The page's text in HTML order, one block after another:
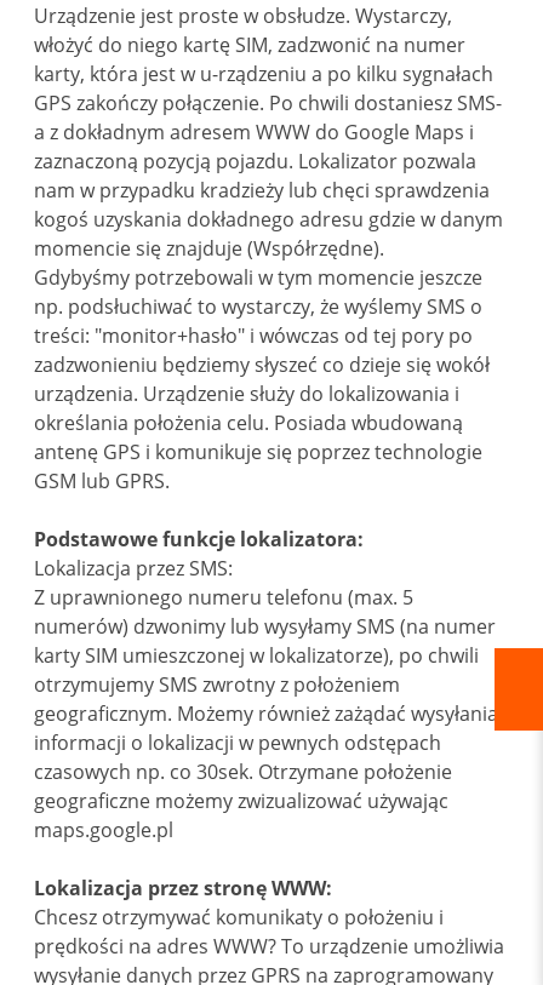
Urządzenie jest proste w obsłudze. Wystarczy,
włożyć do niego kartę SIM, zadzwonić na numer
karty, która jest w u-rządzeniu a po kilku sygnałach
GPS zakończy połączenie. Po chwili dostaniesz SMS-
a z dokładnym adresem WWW do Google Maps i
zaznaczoną pozycją pojazdu. Lokalizator pozwala
nam w przypadku kradzieży lub chęci sprawdzenia
kogoś uzyskania dokładnego adresu gdzie w danym
momencie się znajduje (Współrzędne).
Gdybyśmy potrzebowali w tym momencie jeszcze
np. podsłuchiwać to wystarczy, że wyślemy SMS o
treści: "monitor+hasło" i wówczas od tej pory po
zadzwonieniu będziemy słyszeć co dzieje się wokół
urządzenia. Urządzenie służy do lokalizowania i
określania położenia celu. Posiada wbudowaną
antenę GPS i komunikuje się poprzez technologie
GSM lub GPRS.
Podstawowe funkcje lokalizatora:
Lokalizacja przez SMS:
Z uprawnionego numeru telefonu (max. 5
numerów) dzwonimy lub wysyłamy SMS (na numer
karty SIM umieszczonej w lokalizatorze), po chwili
otrzymujemy SMS zwrotny z położeniem
geograficznym. Możemy również zażądać wysyłania
informacji o lokalizacji w pewnych odstępach
czasowych np. co 30sek. Otrzymane położenie
geograficzne możemy zwizualizować używając
maps.google.pl
Lokalizacja przez stronę WWW:
Chcesz otrzymywać komunikaty o położeniu i
prędkości na adres WWW? To urządzenie umożliwia
wysyłanie danych przez GPRS na zaprogramowany